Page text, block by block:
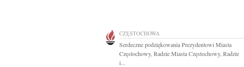
CZĘSTOCHOWA
Serdeczne podziękowania Prezydentowi Miasta
Częstochowy, Radzie Miasta Częstochowy, Radzie
i...